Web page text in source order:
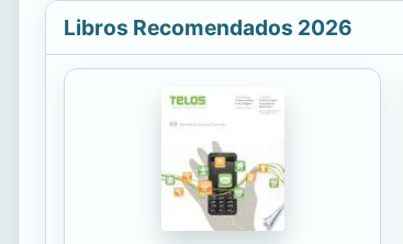
Libros Recomendados 2026